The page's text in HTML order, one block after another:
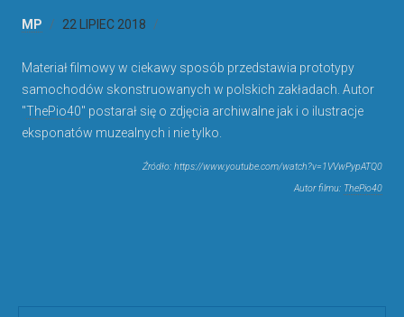
MP 22 LIPIEC 2018
Materiał filmowy w ciekawy sposób przedstawia prototypy
samochodów skonstruowanych w polskich zakładach. Autor
"ThePio40" postarał się o zdjęcia archiwalne jak i o ilustracje
eksponatów muzealnych i nie tylko.
Źródło: https://www.youtube.com/watch?v=1VVwPypATQ0
Autor filmu: ThePio40